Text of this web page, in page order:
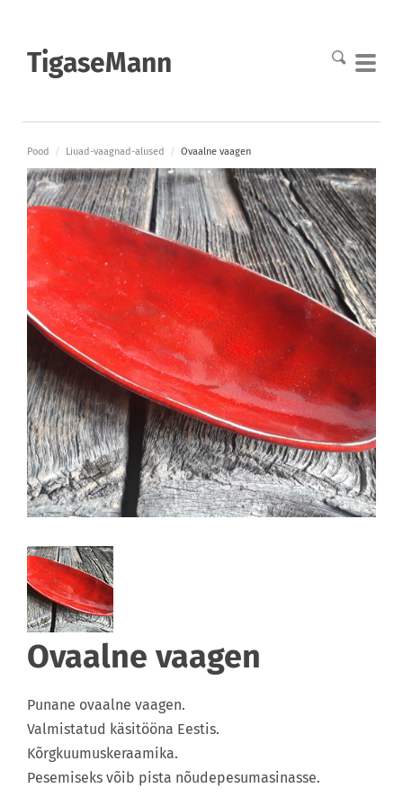
TigaseMann
Pood / Liuad-vaagnad-alused / Ovaalne vaagen
Ovaalne vaagen
Punane ovaalne vaagen.
Valmistatud käsitööna Eestis.
Kõrgkuumuskeraamika.
Pesemiseks võib pista nõudepesumasinasse.